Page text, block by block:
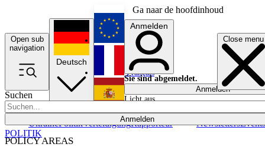
Ga naar de hoofdinhoud
Open sub
navigation
Close menu
Suchen
Anmelden
POLICY AREAS
UkrainePolitikVerteidigungRapporteur NewslettersEvents
Deutsch
English
Français
Anmelden
Sie sind abgemeldet.
Anmelden
Licht aus
POLITIK